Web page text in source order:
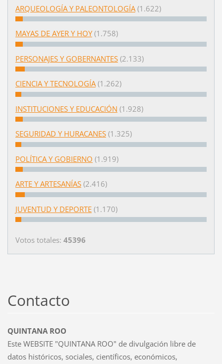
ARQUEOLOGÍA Y PALEONTOLOGÍA (1.622)
MAYAS DE AYER Y HOY (1.758)
PERSONAJES Y GOBERNANTES (2.133)
CIENCIA Y TECNOLOGÍA (1.262)
INSTITUCIONES Y EDUCACIÓN (1.928)
SEGURIDAD Y HURACANES (1.325)
POLÍTICA Y GOBIERNO (1.919)
ARTE Y ARTESANÍAS (2.416)
JUVENTUD Y DEPORTE (1.170)
Votos totales: 45396
Contacto
QUINTANA ROO
Este WEBSITE "QUINTANA ROO" de divulgación libre de
datos históricos, sociales, científicos, económicos,